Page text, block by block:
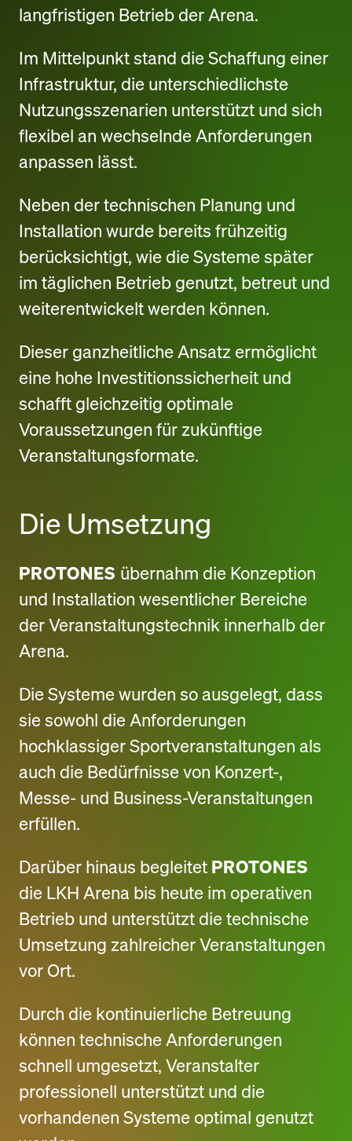
langfristigen Betrieb der Arena.
Im Mittelpunkt stand die Schaffung einer
Infrastruktur, die unterschiedlichste
Nutzungsszenarien unterstützt und sich
flexibel an wechselnde Anforderungen
anpassen lässt.
Neben der technischen Planung und
Installation wurde bereits frühzeitig
berücksichtigt, wie die Systeme später
im täglichen Betrieb genutzt, betreut und
weiterentwickelt werden können.
Dieser ganzheitliche Ansatz ermöglicht
eine hohe Investitionssicherheit und
schafft gleichzeitig optimale
Voraussetzungen für zukünftige
Veranstaltungsformate.
Die Umsetzung
PROTONES übernahm die Konzeption
und Installation wesentlicher Bereiche
der Veranstaltungstechnik innerhalb der
Arena.
Die Systeme wurden so ausgelegt, dass
sie sowohl die Anforderungen
hochklassiger Sportveranstaltungen als
auch die Bedürfnisse von Konzert-,
Messe- und Business-Veranstaltungen
erfüllen.
Darüber hinaus begleitet PROTONES
die LKH Arena bis heute im operativen
Betrieb und unterstützt die technische
Umsetzung zahlreicher Veranstaltungen
vor Ort.
Durch die kontinuierliche Betreuung
können technische Anforderungen
schnell umgesetzt, Veranstalter
professionell unterstützt und die
vorhandenen Systeme optimal genutzt